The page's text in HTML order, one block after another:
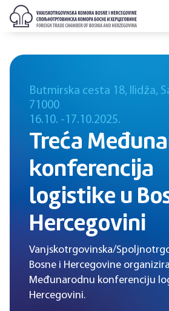
Butmirska cesta 18, Ilidža,
71000
16.10. -17.10.2025.
Treća
konferencija
logistike u
Hercegovini
Vanjskotrgovinska/
Bosne i Hercegovine
Međunarodnu konferenciju
Hercegovini.